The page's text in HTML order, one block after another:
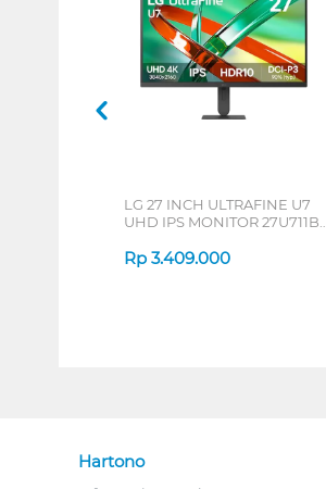
LG 27 INCH ULTRAFINE U7
UHD IPS MONITOR 27U711B-
Rp 3.409.000
Hartono